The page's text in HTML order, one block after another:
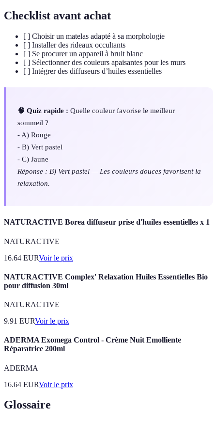
Checklist avant achat
[ ] Choisir un matelas adapté à sa morphologie
[ ] Installer des rideaux occultants
[ ] Se procurer un appareil à bruit blanc
[ ] Sélectionner des couleurs apaisantes pour les murs
[ ] Intégrer des diffuseurs d’huiles essentielles
🧠 Quiz rapide : Quelle couleur favorise le meilleur
sommeil ?
- A) Rouge
- B) Vert pastel
- C) Jaune
Réponse : B) Vert pastel — Les couleurs douces favorisent la
relaxation.
NATURACTIVE Borea diffuseur prise d'huiles essentielles x 1
NATURACTIVE
16.64 EURVoir le prix
NATURACTIVE Complex' Relaxation Huiles Essentielles Bio
pour diffusion 30ml
NATURACTIVE
9.91 EURVoir le prix
ADERMA Exomega Control - Crème Nuit Emolliente
Réparatrice 200ml
ADERMA
16.64 EURVoir le prix
Glossaire